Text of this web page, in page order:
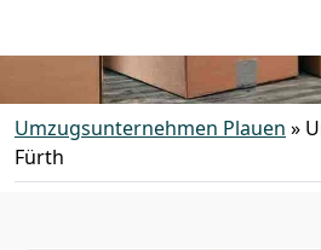
Umzugsunternehmen Plauen »
Fürth